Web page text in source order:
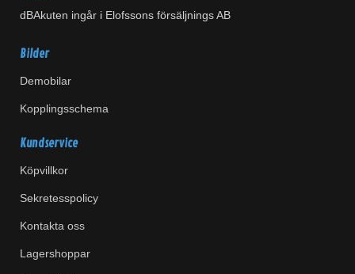
dBAkuten ingår i Elofssons försäljnings AB
Bilder
Demobilar
Kopplingsschema
Kundservice
Köpvillkor
Sekretesspolicy
Kontakta oss
Lagershoppar